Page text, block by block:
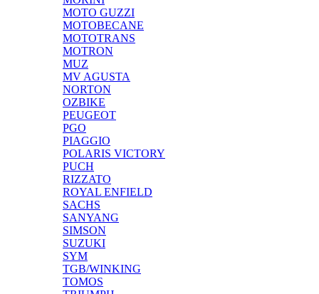
MOTO GUZZI
MOTOBECANE
MOTOTRANS
MOTRON
MUZ
MV AGUSTA
NORTON
OZBIKE
PEUGEOT
PGO
PIAGGIO
POLARIS VICTORY
PUCH
RIZZATO
ROYAL ENFIELD
SACHS
SANYANG
SIMSON
SUZUKI
SYM
TGB/WINKING
TOMOS